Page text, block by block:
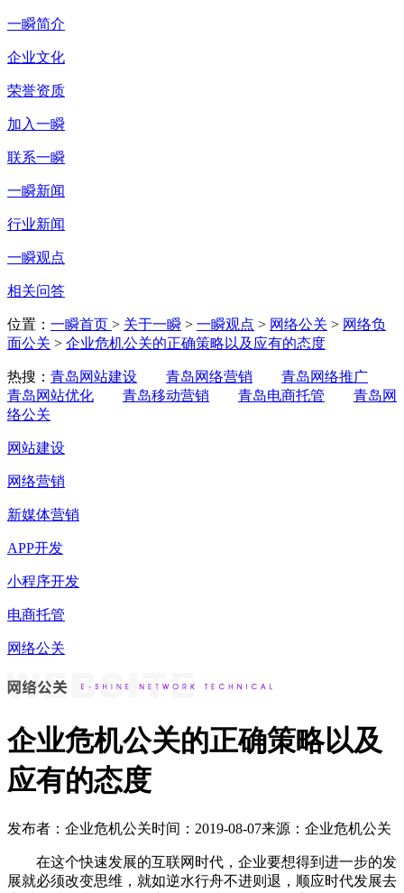
一瞬简介
企业文化
荣誉资质
加入一瞬
联系一瞬
一瞬新闻
行业新闻
一瞬观点
相关问答
位置： 一瞬首页 > 关于一瞬 > 一瞬观点 > 网络公关 > 网络负
面公关 > 企业危机公关的正确策略以及应有的态度
热搜： 青岛网站建设 青岛网络营销
青岛网络推广
青岛网站优化
青岛移动营销 青岛电商托管
青岛网
络公关
网站建设
网络营销
新媒体营销
APP开发
小程序开发
电商托管
网络公关
企业危机公关的正确策略以及
应有的态度
发布者：企业危机公关时间：2019-08-07来源：企业危机公关
在这个快速发展的互联网时代，企业要想得到进一步的发
展就必须改变思维，就如逆水行舟不进则退，顺应时代发展去